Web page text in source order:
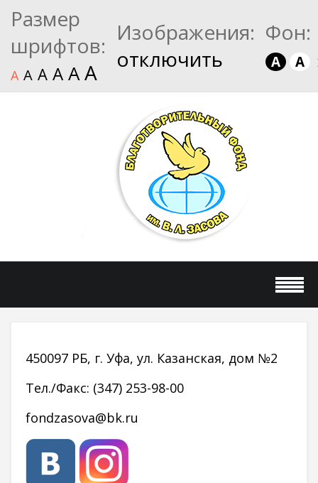
Размер
шрифтов:
A A A A AA
Изображения:
отключить
Фон:
A A
450097 РБ, г. Уфа, ул. Казанская, дом №2
Тел./Факс: (347) 253-98-00
fondzasova@bk.ru